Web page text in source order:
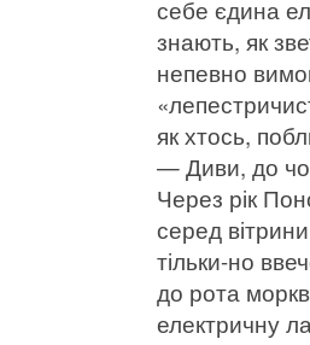
себе єдина
знають, як
непевно
як хтось,
— Диви, до
Через рік
серед
тільки-но
до рота
електричну